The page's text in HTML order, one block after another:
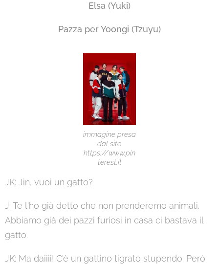
Elsa (Yuki)
Pazza per Yoongi (Tzuyu)
immagine presa
dal sito
https://www.pin
terest.it
JK: Jin, vuoi un gatto?
J: Te l'ho già detto che non prenderemo animali.
Abbiamo già dei pazzi furiosi in casa ci bastava il
gatto.
JK: Ma daiiii! C'è un gattino tigrato stupendo. Però